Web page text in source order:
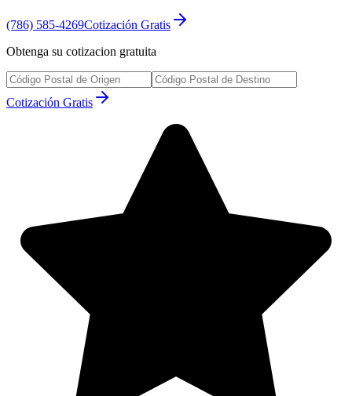
(786) 585-4269Cotización Gratis
Obtenga su cotizacion gratuita
Cotización Gratis